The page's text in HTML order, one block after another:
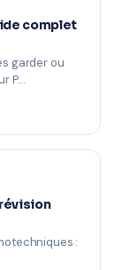
complet
garder ou
P…
: